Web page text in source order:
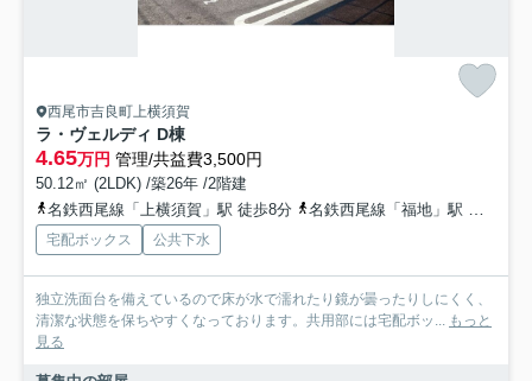
西尾市吉良町上横須賀
ラ・ヴェルディ D棟
4.65万円 管理/共益費3,500円
50.12㎡ (2LDK) /築26年 /2階建
名鉄西尾線「上横須賀」駅 徒歩8分
名鉄西尾線「福地」駅 徒歩38分
宅配ボックス 公共下水
独立洗面台を備えているので床が水で濡れたり鏡が曇ったりしにくく、
清潔な状態を保ちやすくなっております。共用部には宅配ボッ... もっと
見る